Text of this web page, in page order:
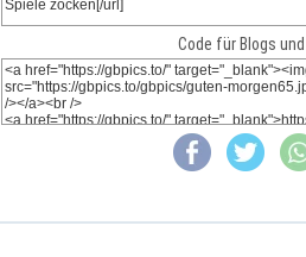
Code für Blogs und